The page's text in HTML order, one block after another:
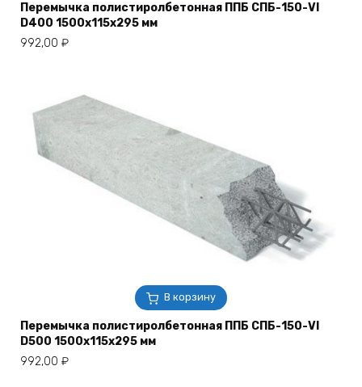
Перемычка полистиролбетонная ППБ СПБ-150-VI
D400 1500х115х295 мм
992,00 ₽
В корзину
Перемычка полистиролбетонная ППБ СПБ-150-VI
D500 1500х115х295 мм
992,00 ₽